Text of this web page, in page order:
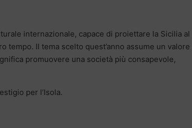
internazionale, capace di proiettare la Sicilia al
Il tema scelto quest’anno assume un valore
promuovere una società più consapevole,
per l’Isola.